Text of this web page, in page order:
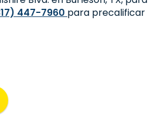
447-7960 para precalificar